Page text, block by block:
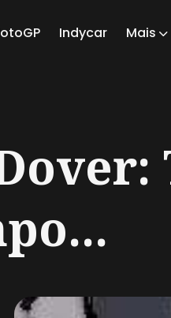
Indycar Mais